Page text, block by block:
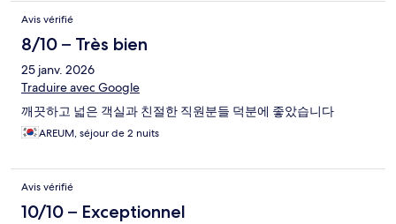
Avis vérifié
8/10 – Très bien
25 janv. 2026
Traduire avec Google
깨끗하고 넓은 객실과 친절한 직원분들 덕분에 좋았습니다
AREUM, séjour de 2 nuits
Avis vérifié
10/10 – Exceptionnel